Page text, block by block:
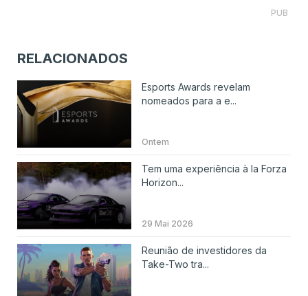
PUB
RELACIONADOS
Esports Awards revelam
nomeados para a e...
Ontem
Tem uma experiência à la Forza
Horizon...
29 Mai 2026
Reunião de investidores da
Take-Two tra...